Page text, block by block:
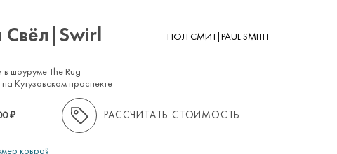
ПОЛ СМИТ|PAUL SMITH
в шоуруме The Rug
Кутузовском проспекте
₽ РАССЧИТАТЬ СТОИМОСТЬ
ковра?